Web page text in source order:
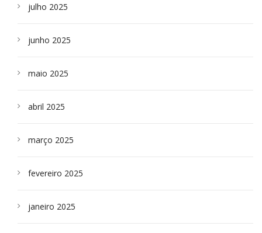
julho 2025
junho 2025
maio 2025
abril 2025
março 2025
fevereiro 2025
janeiro 2025